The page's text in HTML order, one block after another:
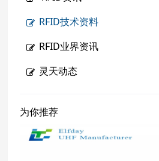
RFID技术资料
RFID业界资讯
灵天动态
为你推荐